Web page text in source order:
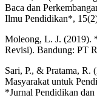
Baca dan
Ilmu Pendidikan*,
Moleong, L. J. (2019).
Revisi). Bandung: PT
Sari, P., & Pratama, R.
Masyarakat untuk
*Jurnal Pendidikan